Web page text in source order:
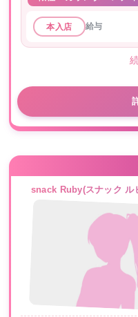
本入店 給与
snack Ruby(スナック ル